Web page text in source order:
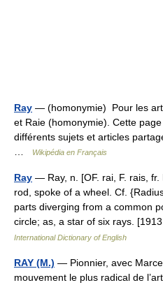
Ray — (homonymie) Pour les
et Raie (homonymie). Cette
différents sujets et articles
Wikipédia en Français
Ray — Ray, n. [OF. rai, F. rais, fr.
rod, spoke of a wheel. Cf.
parts diverging from a common
circle; as, a star of six rays.
International Dictionary of English
RAY (M.) — Pionnier, avec
mouvement le plus radical de